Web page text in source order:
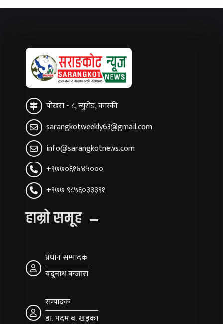
पोखरा - ८, न्युरोड, कास्की
sarangkotweekly63@gmail.com
info@sarangkotnews.com
+९७७०६१४४५०००
+९७७ ९८५६०३३३९१
हाम्रो समूह
प्रधान सम्पादक
यदुनाथ बन्जारा
सम्पादक
डा. पदम ब. खड्का